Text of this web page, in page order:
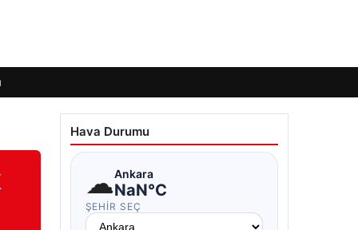
Hava Durumu
☁Ankara
NaN°C
ŞEHIR SEÇ